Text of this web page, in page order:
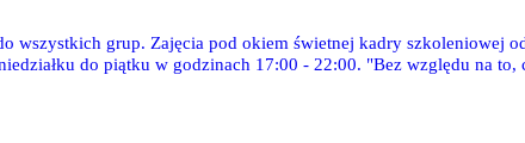
wszystkich grup. Zajęcia pod okiem świetnej kadry szkoleniowej
do piątku w godzinach 17:00 - 22:00. "Bez względu na